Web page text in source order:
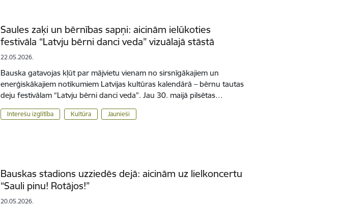
Saules zaķi un bērnības sapņi: aicinām ielūkoties
festivāla “Latvju bērni danci veda” vizuālajā stāstā
22.05.2026.
Bauska gatavojas kļūt par mājvietu vienam no sirsnīgākajiem un
enerģiskākajiem notikumiem Latvijas kultūras kalendārā – bērnu tautas
deju festivālam “Latvju bērni danci veda”. Jau 30. maijā pilsētas…
Interešu izglītība Kultūra Jaunieši
Bauskas stadions uzziedēs dejā: aicinām uz lielkoncertu
“Sauli pinu! Rotājos!”
20.05.2026.